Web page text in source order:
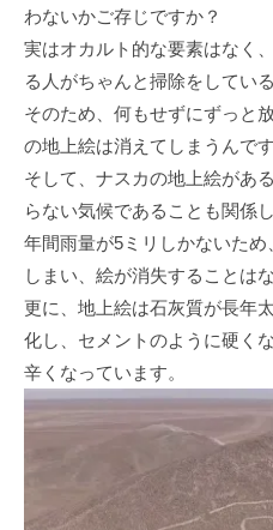
わないかご存じですか？
実はオカルト的な要素はなく
る人がちゃんと掃除をしてい
そのため、何もせずにずっと
の地上絵は消えてしまうんです
そして、ナスカの地上絵があ
らない気候であることも関係
年間雨量が5ミリしかないた
しまい、絵が消失することは
更に、地上絵は石灰質が長年
化し、セメントのように硬く
辛くなっています。